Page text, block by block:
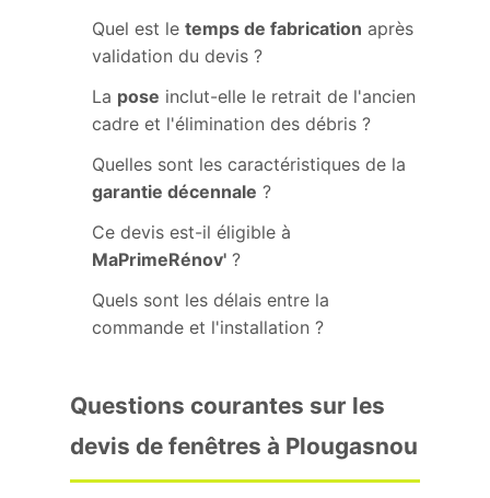
Quel est le temps de fabrication après
validation du devis ?
La pose inclut-elle le retrait de l'ancien
cadre et l'élimination des débris ?
Quelles sont les caractéristiques de la
garantie décennale ?
Ce devis est-il éligible à
MaPrimeRénov' ?
Quels sont les délais entre la
commande et l'installation ?
Questions courantes sur les
devis de fenêtres à Plougasnou